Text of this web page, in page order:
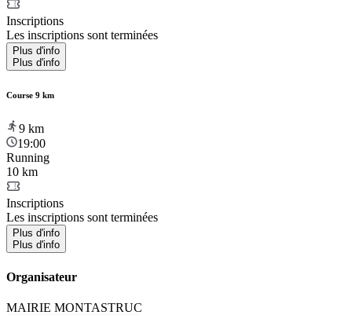
Inscriptions
Les inscriptions sont terminées
Plus d'info
Plus d'info
Course 9 km
9 km
19:00
Running
10 km
Inscriptions
Les inscriptions sont terminées
Plus d'info
Plus d'info
Organisateur
MAIRIE MONTASTRUC